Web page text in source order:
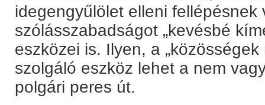
idegengyűlölet elleni fellépésnek
szólásszabadságot „kevésbé
eszközei is. Ilyen, a
szolgáló eszköz lehet a nem
polgári peres út.